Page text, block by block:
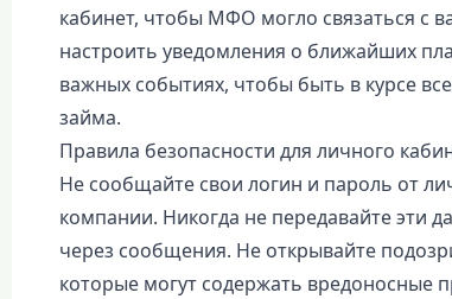
кабинет, чтобы МФО могло связаться с
настроить уведомления о ближайших
важных событиях, чтобы быть в курсе
займа.
Правила безопасности для личного
Не сообщайте свои логин и пароль от
компании. Никогда не передавайте эти
через сообщения. Не открывайте
которые могут содержать